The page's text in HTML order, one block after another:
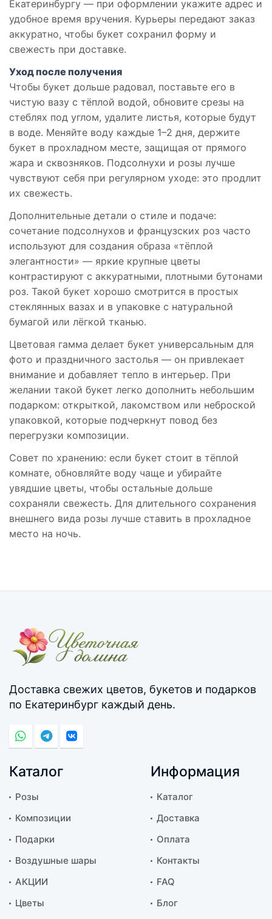
Екатеринбургу — при оформлении укажите адрес и
удобное время вручения. Курьеры передают заказ
аккуратно, чтобы букет сохранил форму и
свежесть при доставке.
Уход после получения
Чтобы букет дольше радовал, поставьте его в
чистую вазу с тёплой водой, обновите срезы на
стеблях под углом, удалите листья, которые будут
в воде. Меняйте воду каждые 1–2 дня, держите
букет в прохладном месте, защищая от прямого
жара и сквозняков. Подсолнухи и розы лучше
чувствуют себя при регулярном уходе: это продлит
их свежесть.
Дополнительные детали о стиле и подаче:
сочетание подсолнухов и французских роз часто
используют для создания образа «тёплой
элегантности» — яркие крупные цветы
контрастируют с аккуратными, плотными бутонами
роз. Такой букет хорошо смотрится в простых
стеклянных вазах и в упаковке с натуральной
бумагой или лёгкой тканью.
Цветовая гамма делает букет универсальным для
фото и праздничного застолья — он привлекает
внимание и добавляет тепло в интерьер. При
желании такой букет легко дополнить небольшим
подарком: открыткой, лакомством или неброской
упаковкой, которые подчеркнут повод без
перегрузки композиции.
Совет по хранению: если букет стоит в тёплой
комнате, обновляйте воду чаще и убирайте
увядшие цветы, чтобы остальные дольше
сохраняли свежесть. Для длительного сохранения
внешнего вида розы лучше ставить в прохладное
место на ночь.
Доставка свежих цветов, букетов и подарков
по Екатеринбург каждый день.
Каталог
Розы
Композиции
Подарки
Воздушные шары
АКЦИИ
Цветы
Информация
Каталог
Доставка
Оплата
Контакты
FAQ
Блог